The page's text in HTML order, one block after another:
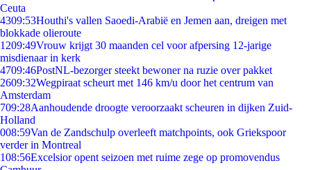
Ceuta
4309:53Houthi's vallen Saoedi-Arabië en Jemen aan, dreigen met
blokkade olieroute
1209:49Vrouw krijgt 30 maanden cel voor afpersing 12-jarige
misdienaar in kerk
4709:46PostNL-bezorger steekt bewoner na ruzie over pakket
2609:32Wegpiraat scheurt met 146 km/u door het centrum van
Amsterdam
709:28Aanhoudende droogte veroorzaakt scheuren in dijken Zuid-
Holland
008:59Van de Zandschulp overleeft matchpoints, ook Griekspoor
verder in Montreal
108:56Excelsior opent seizoen met ruime zege op promovendus